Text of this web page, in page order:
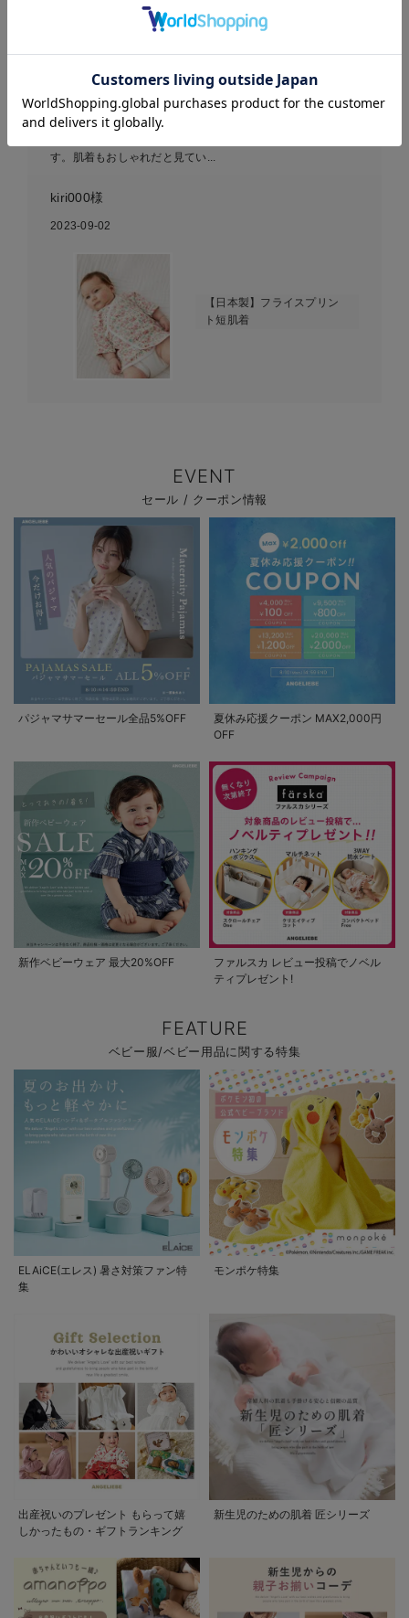
お気に入り商品を確認する
癒される花柄
す。肌着もおしゃれだと見てい...
kiri000様
2023-09-02
【日本製】フライスプリン
ト短肌着
EVENT
セール / クーポン情報
パジャマサマーセール全品5%OFF
夏休み応援クーポン MAX2,000円
OFF
新作ベビーウェア 最大20%OFF
ファルスカ レビュー投稿でノベル
ティプレゼント!
FEATURE
ベビー服/ベビー用品に関する特集
ELAiCE(エレス) 暑さ対策ファン特
集
モンポケ特集
出産祝いのプレゼント もらって嬉
しかったもの・ギフトランキング
新生児のための肌着 匠シリーズ